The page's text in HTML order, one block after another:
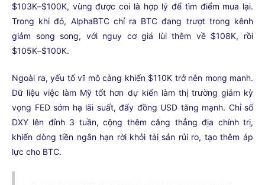
$103K–$100K, vùng được coi là hợp lý để tìm điểm mua lại.
Trong khi đó, AlphaBTC chỉ ra BTC đang trượt trong kênh
giảm song song, với nguy cơ giá lùi thêm về $108K, rồi
$105K–$100K.
Ngoài ra, yếu tố vĩ mô càng khiến $110K trở nên mong manh.
Dữ liệu việc làm Mỹ tốt hơn dự kiến làm thị trường giảm kỳ
vọng FED sớm hạ lãi suất, đẩy đồng USD tăng mạnh. Chỉ số
DXY lên đỉnh 3 tuần, cộng thêm căng thẳng địa chính trị,
khiến dòng tiền ngắn hạn rời khỏi tài sản rủi ro, tạo thêm áp
lực cho BTC.